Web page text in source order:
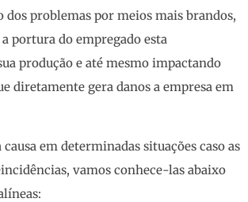
dos problemas por meios mais brandos,
portura do empregado esta
produção e até mesmo impactando
diretamente gera danos a empresa em
em determinadas situações caso as
vamos conhece-las abaixo